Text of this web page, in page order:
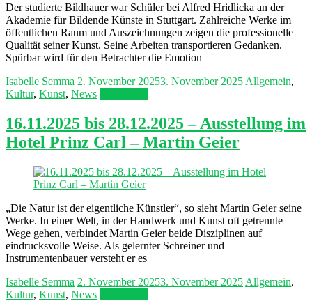
Der studierte Bildhauer war Schüler bei Alfred Hridlicka an der
Akademie für Bildende Künste in Stuttgart. Zahlreiche Werke im
öffentlichen Raum und Auszeichnungen zeigen die professionelle
Qualität seiner Kunst. Seine Arbeiten transportieren Gedanken.
Spürbar wird für den Betrachter die Emotion
Isabelle Semma 2. November 20253. November 2025 Allgemein,
Kultur, Kunst, News
16.11.2025 bis 28.12.2025 – Ausstellung im
Hotel Prinz Carl – Martin Geier
„Die Natur ist der eigentliche Künstler“, so sieht Martin Geier seine
Werke. In einer Welt, in der Handwerk und Kunst oft getrennte
Wege gehen, verbindet Martin Geier beide Disziplinen auf
eindrucksvolle Weise. Als gelernter Schreiner und
Instrumentenbauer versteht er es
Isabelle Semma 2. November 20253. November 2025 Allgemein,
Kultur, Kunst, News